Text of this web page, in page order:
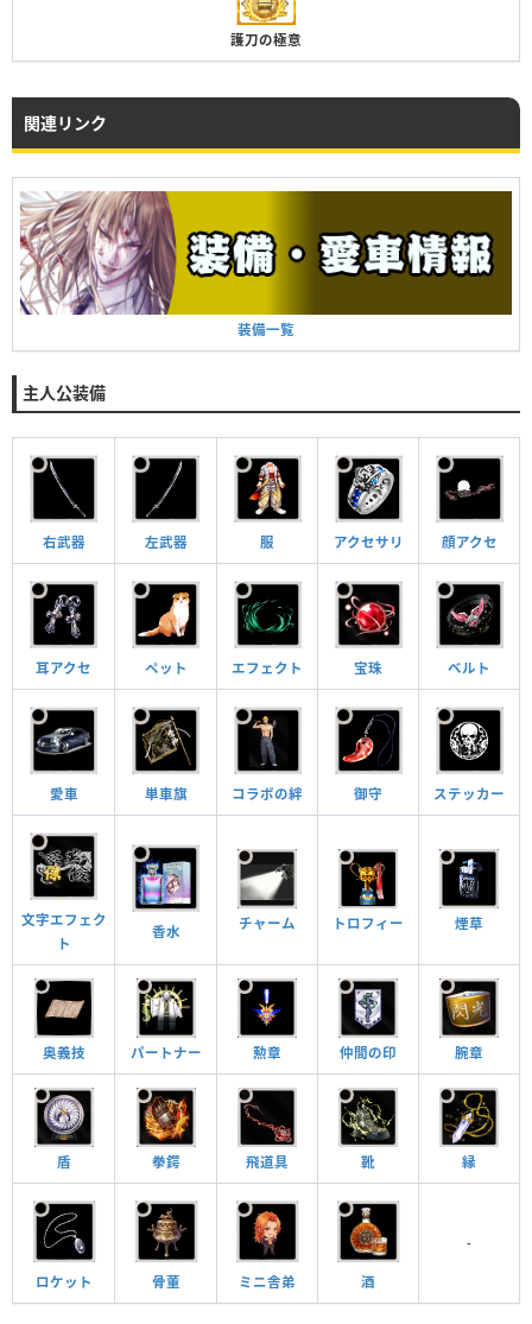
護刀の極意
関連リンク
装備一覧
主人公装備
右武器 左武器 服 アクセサリ 顔アクセ
耳アクセ ペット エフェクト 宝珠 ベルト
愛車 単車旗 コラボの絆 御守 ステッカー
文字エフェク
ト
香水 チャーム トロフィー 煙草
奥義技 パートナー 勲章 仲間の印 腕章
盾 拳鍔 飛道具 靴 縁
ロケット 骨董 ミニ舎弟 酒
-